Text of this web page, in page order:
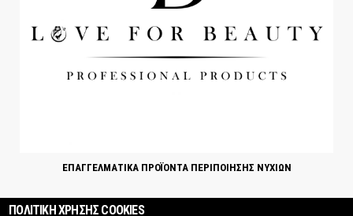
ΕΠΑΓΓΕΛΜΑΤΙΚΑ ΠΡΟΪΟΝΤΑ ΠΕΡΙΠΟΙΗΣΗΣ ΝΥΧΙΩΝ
ΠΟΛΙΤΙΚΗ ΧΡΗΣΗΣ COOKIES